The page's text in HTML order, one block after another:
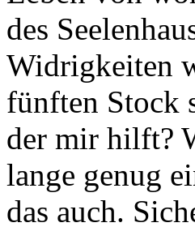
des
Widrigkeiten
fünften Stock
der mir hilft?
lange genug
das auch.